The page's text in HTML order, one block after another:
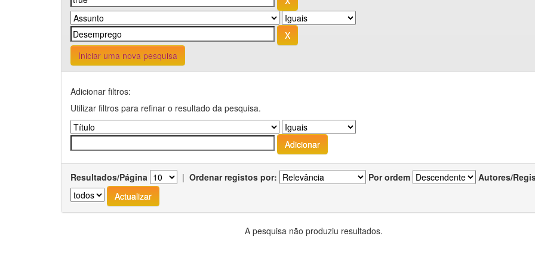
Iniciar uma nova pesquisa
Adicionar filtros:
Utilizar filtros para refinar o resultado da pesquisa.
Resultados/Página | Ordenar registos por: Por ordem Autores/
A pesquisa não produziu resultados.